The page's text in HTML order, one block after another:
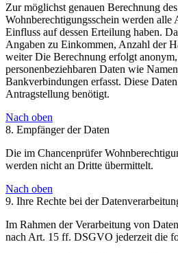
Zur möglichst genauen Berechnung
Wohnberechtigungsschein werden alle
Einfluss auf dessen Erteilung haben.
Angaben zu Einkommen, Anzahl der
weiter Die Berechnung erfolgt
personenbeziehbaren Daten wie
Bankverbindungen erfasst. Diese
Antragstellung benötigt.
Nach oben
8. Empfänger der Daten
Die im Chancenprüfer
werden nicht an Dritte übermittelt.
Nach oben
9. Ihre Rechte bei der
Im Rahmen der Verarbeitung von
nach Art. 15 ff. DSGVO jederzeit die